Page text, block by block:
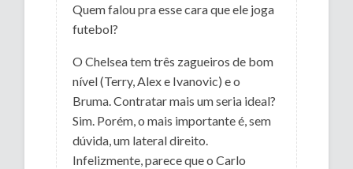
Quem falou pra esse cara que ele joga
futebol?
O Chelsea tem três zagueiros de bom
nível (Terry, Alex e Ivanovic) e o
Bruma. Contratar mais um seria ideal?
Sim. Porém, o mais importante é, sem
dúvida, um lateral direito.
Infelizmente, parece que o Carlo